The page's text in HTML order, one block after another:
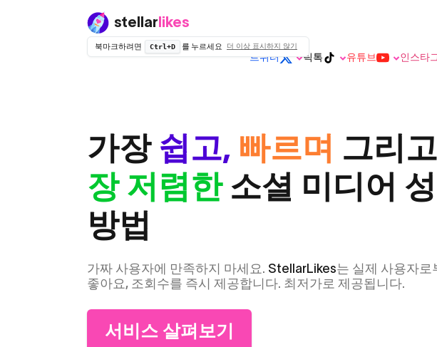
stellar likes
북마크하려면 Ctrl+D 를 누르세요 더 이상 표시하지 않기
트위터 틱톡 유튜브 인스타
가장 쉽고, 빠르며 그리고
장 저렴한소셜 미디어
방법
가짜 사용자에 만족하지 마세요. StellarLikes는 실제 사용자로
좋아요, 조회수를 즉시 제공합니다. 최저가로 제공됩니다.
서비스 살펴보기